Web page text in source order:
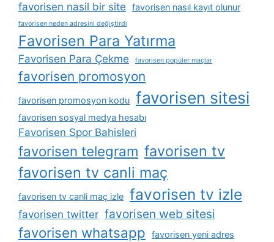
favorisen nasil bir site
favorisen nasıl kayıt olunur
favorisen neden adresini değiştirdi
Favorisen Para Yatırma
Favorisen Para Çekme favorisen popüler maçlar
favorisen promosyon
favorisen promosyon kodu favorisen sitesi
favorisen sosyal medya hesabı
Favorisen Spor Bahisleri
favorisen telegram favorisen tv
favorisen tv canli maç
favorisen tv canli maç izle favorisen tv izle
favorisen twitter favorisen web sitesi
favorisen whatsapp favorisen yeni adres